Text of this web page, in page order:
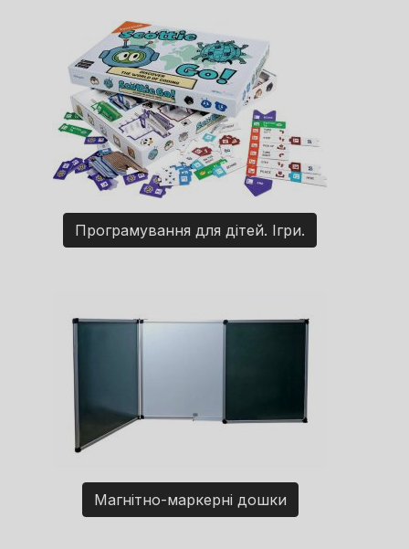
Програмування для дітей. Ігри.
Магнітно-маркерні дошки